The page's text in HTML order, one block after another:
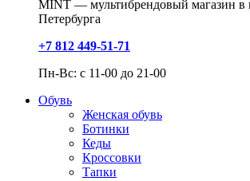
MINT — мультибрендовый магазин в
Петербурга
+7 812 449-51-71
Пн-Вс: с 11-00 до 21-00
Обувь
Женская обувь
Ботинки
Кеды
Кроссовки
Тапки